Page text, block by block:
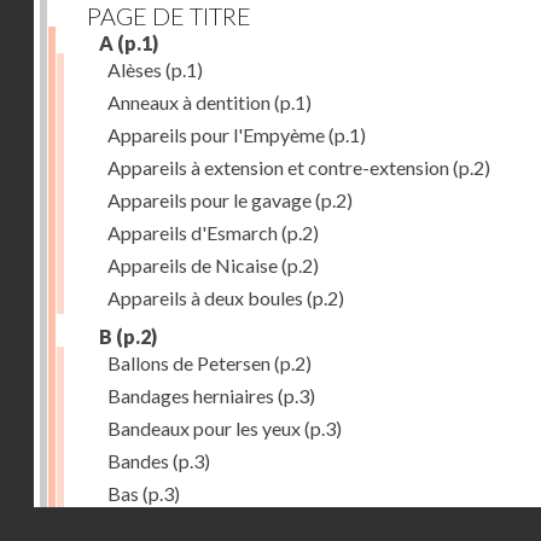
PAGE DE TITRE
A (p.1)
Alèses (p.1)
Anneaux à dentition(p.1)
Appareils pour l'Empyème(p.1)
Appareils à extension et contre-extension(p.2)
Appareils pour le gavage(p.2)
Appareils d'Esmarch(p.2)
Appareils de Nicaise(p.2)
Appareils à deux boules (p.2)
B (p.2)
Ballons de Petersen(p.2)
Bandages herniaires (p.3)
Bandeaux pour les yeux(p.3)
Bandes (p.3)
Bas (p.3)